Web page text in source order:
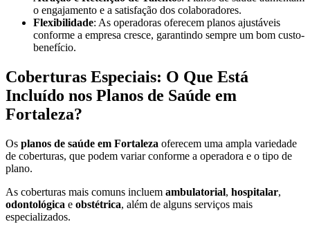
o engajamento e a satisfação dos colaboradores.
Flexibilidade: As operadoras oferecem planos ajustáveis
conforme a empresa cresce, garantindo sempre um bom custo-
benefício.
Coberturas Especiais: O Que Está
Incluído nos Planos de Saúde em
Fortaleza?
Os planos de saúde em Fortaleza oferecem uma ampla variedade
de coberturas, que podem variar conforme a operadora e o tipo de
plano.
As coberturas mais comuns incluem ambulatorial, hospitalar,
odontológica e obstétrica, além de alguns serviços mais
especializados.